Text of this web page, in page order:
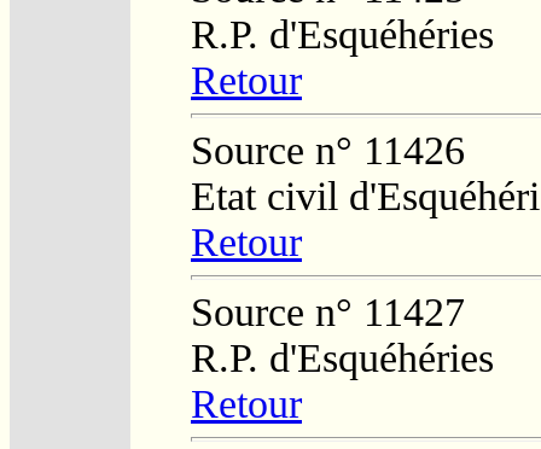
R.P. d'Esquéhéries
Retour
Source n° 11426
Etat civil
Retour
Source n° 11427
R.P. d'Esquéhéries
Retour